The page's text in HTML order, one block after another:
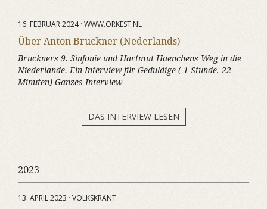
16. FEBRUAR 2024 · WWW.ORKEST.NL
Über Anton Bruckner (Nederlands)
Bruckners 9. Sinfonie und Hartmut Haenchens Weg in die
Niederlande. Ein Interview für Geduldige ( 1 Stunde, 22
Minuten) Ganzes Interview
DAS INTERVIEW LESEN
2023
13. APRIL 2023 · VOLKSKRANT